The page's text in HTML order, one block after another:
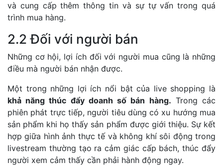
và cung cấp thêm thông tin và sự tự vấn trong quá
trình mua hàng.
2.2 Đối với người bán
Những cơ hội, lợi ích đối với người mua cũng là những
điều mà người bán nhận được.
Một trong những lợi ích nổi bật của live shopping là
khả năng thúc đẩy doanh số bán hàng. Trong các
phiên phát trực tiếp, người tiêu dùng có xu hướng mua
sản phẩm khi họ thấy sản phẩm được giới thiệu. Sự kết
hợp giữa hình ảnh thực tế và không khí sôi động trong
livestream thường tạo ra cảm giác cấp bách, thúc đẩy
người xem cảm thấy cần phải hành động ngay.